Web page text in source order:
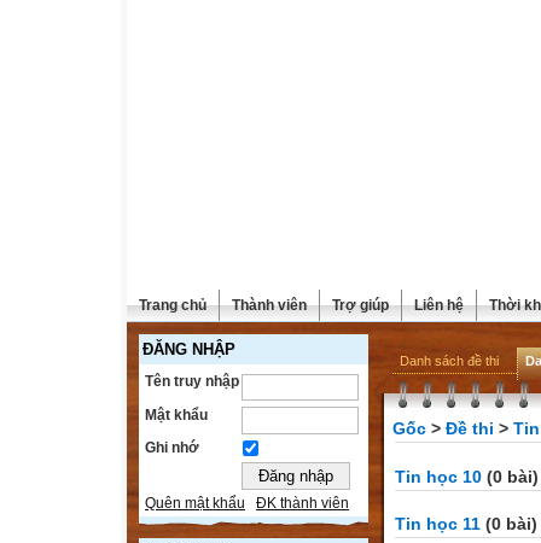
Trang chủ Thành viên Trợ giúp Liên hệ Thời
ĐĂNG NHẬP
Tên truy nhập
Mật khẩu
Ghi nhớ
Quên mật khẩu ĐK thành viên
Danh sách đề thi
Gốc > Đề thi >
Tin học 10 (0 bài)
Tin học 11 (0 bài)